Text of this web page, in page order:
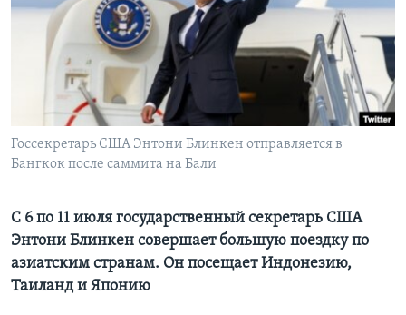
Learning English
СОЦИАЛЬНЫЕ СЕТИ
Языки
Госсекретарь США Энтони Блинкен отправляется в
Бангкок после саммита на Бали
С 6 по 11 июля государственный секретарь США
Энтони Блинкен совершает большую поездку по
азиатским странам. Он посещает Индонезию,
Таиланд и Японию